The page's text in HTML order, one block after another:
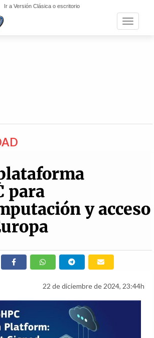
Ir a Versión Clásica o escritorio
Toggle
para
y acceso
22 de diciembre de 2024, 23:44h